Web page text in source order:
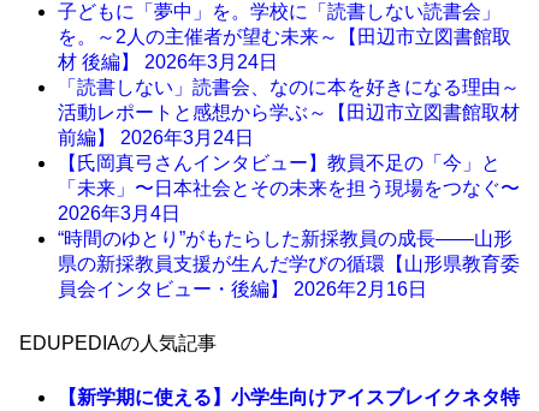
子どもに「夢中」を。学校に「読書しない読書会」
を。～2人の主催者が望む未来～【田辺市立図書館取
材 後編】 2026年3月24日
「読書しない」読書会、なのに本を好きになる理由～
活動レポートと感想から学ぶ～【田辺市立図書館取材
前編】 2026年3月24日
【氏岡真弓さんインタビュー】教員不足の「今」と
「未来」〜日本社会とその未来を担う現場をつなぐ〜
2026年3月4日
“時間のゆとり”がもたらした新採教員の成長――山形
県の新採教員支援が生んだ学びの循環【山形県教育委
員会インタビュー・後編】 2026年2月16日
EDUPEDIAの人気記事
【新学期に使える】小学生向けアイスブレイクネタ特